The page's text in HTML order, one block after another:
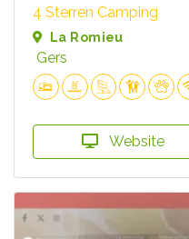
4 Sterren Camping
La Romieu
Gers
Website